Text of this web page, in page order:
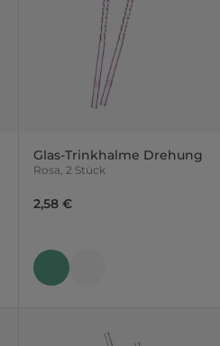
Glas-Trinkhalme Drehung
Rosa, 2 Stück
2,58 €